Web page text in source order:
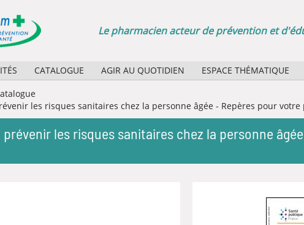
Le pharmacien acteur de prévention et
CATALOGUE
AGIR AU QUOTIDIEN
Agenda des manifestations
La minute santé publique : des boucles vidéo
ESPACE THÉMATIQUE
les risques sanitaires chez la personne âgée - Repères pour
les risques sanitaires chez la personne